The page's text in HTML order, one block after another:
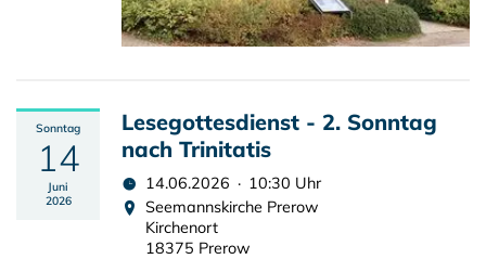
Sonntag
14
Juni
2026
Lesegottesdienst - 2. Sonntag
nach Trinitatis
14.06.2026 · 10:30 Uhr
Seemannskirche Prerow
Kirchenort
18375 Prerow